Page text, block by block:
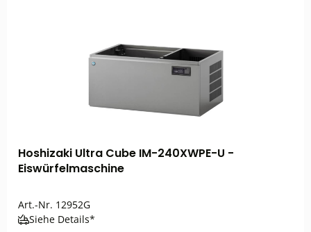
Hoshizaki Ultra Cube IM-240XWPE-U -
Eiswürfelmaschine
Art.-Nr. 12952G
Siehe Details*